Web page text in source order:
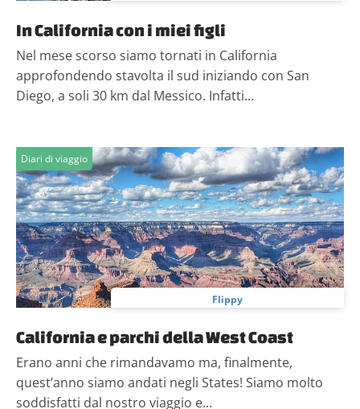
In California con i miei figli
Nel mese scorso siamo tornati in California
approfondendo stavolta il sud iniziando con San
Diego, a soli 30 km dal Messico. Infatti...
Diari di viaggio
Flippy
California e parchi della West Coast
Erano anni che rimandavamo ma, finalmente,
quest’anno siamo andati negli States! Siamo molto
soddisfatti dal nostro viaggio e...